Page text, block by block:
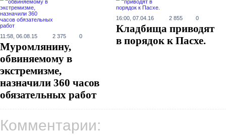
11:58, 06.08.15 2 375 0
Муромлянину,
обвиняемому в
экстремизме,
назначили 360 часов
обязательных работ
16:00, 07.04.16 2 855 0
Кладбища приводят
в порядок к Пасхе.
Комментарии: